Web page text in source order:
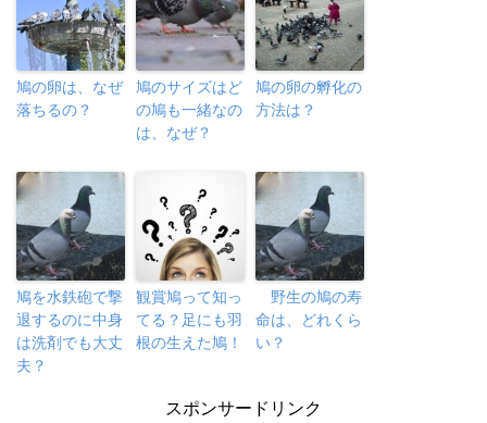
鳩の卵は、なぜ
落ちるの？
鳩のサイズはど
の鳩も一緒なの
は、なぜ？
鳩の卵の孵化の
方法は？
鳩を水鉄砲で撃
退するのに中身
は洗剤でも大丈
夫？
観賞鳩って知っ
てる？足にも羽
根の生えた鳩！
野生の鳩の寿
命は、どれくら
い？
スポンサードリンク